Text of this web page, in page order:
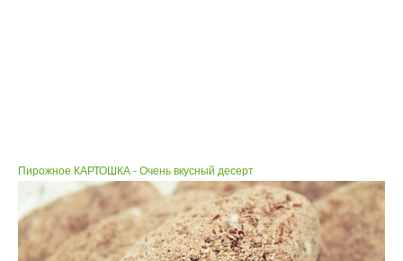
Пирожное КАРТОШКА - Очень вкусный десерт